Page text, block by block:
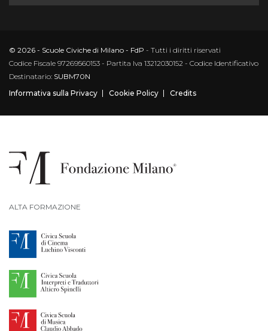
© 2026 - Scuole Civiche di Milano - FdP - Tutti i diritti riservati
Codice Fiscale 97269560153 - Partita Iva 13212030152 - Codice Identificativo
Destinatario: SUBM70N
Informativa sulla Privacy
Cookie Policy Credits
ALTA FORMAZIONE